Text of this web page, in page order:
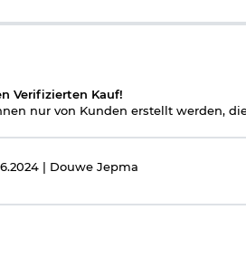
Verifizierten Kauf!
nur von Kunden erstellt werden,
| Douwe Jepma